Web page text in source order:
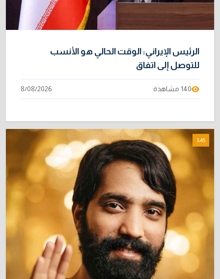
الرئيس الإيراني: الوقت الحالي هو الأنسب
للتوصل إلى اتفاق
140 مشاهدة 8/08/2026
3:45